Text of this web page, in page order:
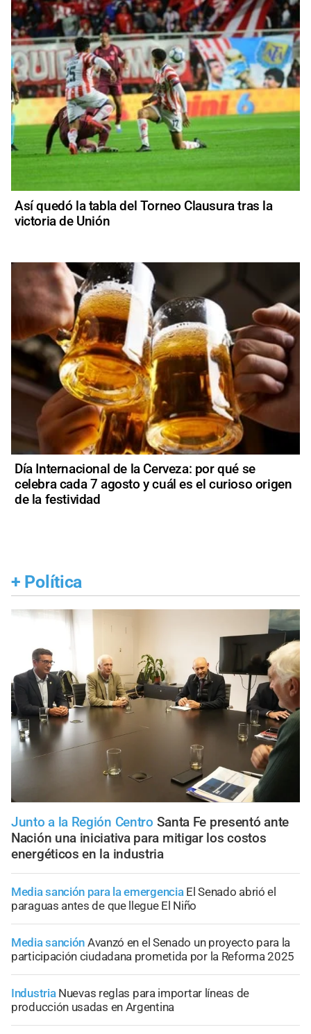
Así quedó la tabla del Torneo Clausura tras la
victoria de Unión
Día Internacional de la Cerveza: por qué se
celebra cada 7 agosto y cuál es el curioso origen
de la festividad
+ Política
Junto a la Región Centro Santa Fe presentó ante
Nación una iniciativa para mitigar los costos
energéticos en la industria
Media sanción para la emergencia El Senado abrió el
paraguas antes de que llegue El Niño
Media sanción Avanzó en el Senado un proyecto para la
participación ciudadana prometida por la Reforma 2025
Industria Nuevas reglas para importar líneas de
producción usadas en Argentina